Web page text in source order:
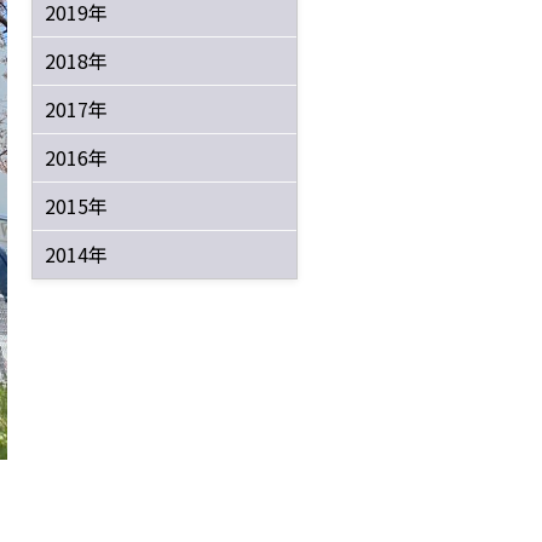
2019年
2018年
2017年
2016年
2015年
2014年